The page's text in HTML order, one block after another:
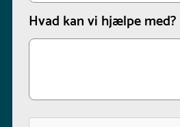
Hvad kan vi hjælpe med?